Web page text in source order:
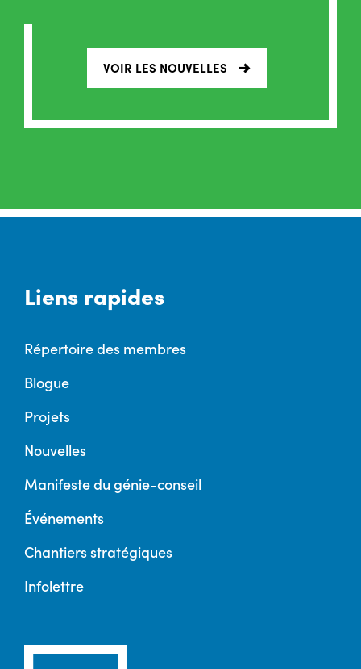
VOIR LES NOUVELLES
Liens rapides
Répertoire des membres
Blogue
Projets
Nouvelles
Manifeste du génie-conseil
Événements
Chantiers stratégiques
Infolettre